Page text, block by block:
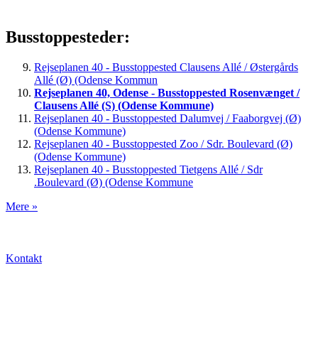
Busstoppesteder:
Rejseplanen 40 - Busstoppested Clausens Allé / Østergårds
Allé (Ø) (Odense Kommun
Rejseplanen 40, Odense - Busstoppested Rosenvænget /
Clausens Allé (S) (Odense Kommune)
Rejseplanen 40 - Busstoppested Dalumvej / Faaborgvej (Ø)
(Odense Kommune)
Rejseplanen 40 - Busstoppested Zoo / Sdr. Boulevard (Ø)
(Odense Kommune)
Rejseplanen 40 - Busstoppested Tietgens Allé / Sdr
.Boulevard (Ø) (Odense Kommune
Mere »
Kontakt